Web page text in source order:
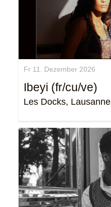
Fr 11. Dezember 2026
Ibeyi (fr/cu/ve)
Les Docks, Lausanne